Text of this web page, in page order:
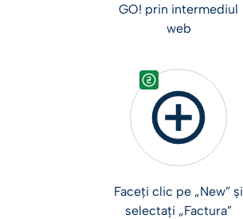
GO! prin intermediul
web
Faceți clic pe „New” și
selectați „Factura”